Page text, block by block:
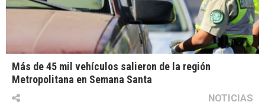
Más de 45 mil vehículos salieron de la región
Metropolitana en Semana Santa
NOTICIAS